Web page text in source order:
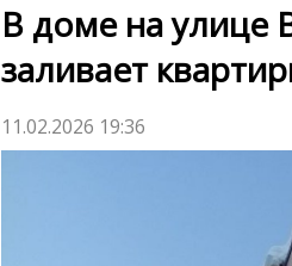
В доме на улице
заливает
11.02.2026 19:36